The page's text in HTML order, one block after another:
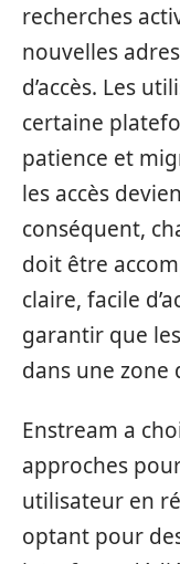
recherches
nouvelles
d’accès. Les
certaine
patience et
les accès
conséquent,
doit être
claire, facile
garantir que
dans une zone
Enstream a
approches
utilisateur en
optant pour